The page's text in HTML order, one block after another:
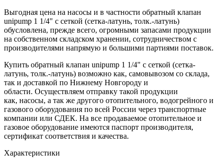
Выгодная цена на насосы и в частности обратный клапан
unipump 1 1/4" с сеткой (сетка-латунь, толк.-латунь)
обусловлена, прежде всего, огромными запасами продукции
на собственном складском хранении, сотрудничеством с
производителями напрямую и большими партиями поставок.
Купить обратный клапан unipump 1 1/4" с сеткой (сетка-
латунь, толк.-латунь) возможно как, самовывозом со склада,
так и доставкой по Нижнему Новгороду и
области. Осуществляем отправку такой продукции
как, насосы, а так же другого отопительного, водогрейного и
газового оборудования по всей России через транспортные
компании или СДЕК. На все продаваемое отопительное и
газовое оборудование имеются паспорт производителя,
сертификат соответствия и качества.
Характеристики